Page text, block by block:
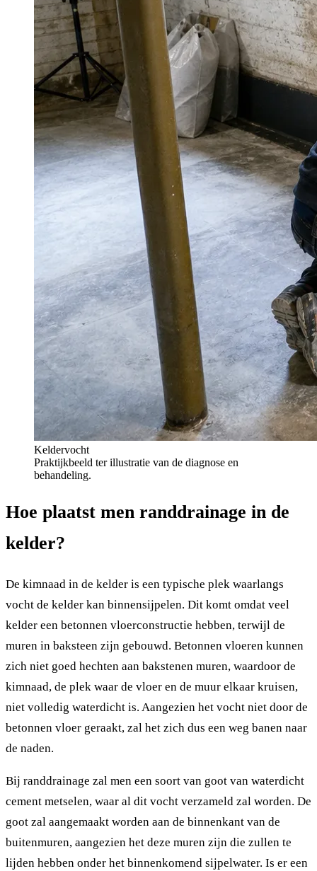
Keldervocht
Praktijkbeeld ter illustratie van de diagnose en
behandeling.
Hoe plaatst men randdrainage in de
kelder?
De kimnaad in de kelder is een typische plek waarlangs
vocht de kelder kan binnensijpelen. Dit komt omdat veel
kelder een betonnen vloerconstructie hebben, terwijl de
muren in baksteen zijn gebouwd. Betonnen vloeren kunnen
zich niet goed hechten aan bakstenen muren, waardoor de
kimnaad, de plek waar de vloer en de muur elkaar kruisen,
niet volledig waterdicht is. Aangezien het vocht niet door de
betonnen vloer geraakt, zal het zich dus een weg banen naar
de naden.
Bij randdrainage zal men een soort van goot van waterdicht
cement metselen, waar al dit vocht verzameld zal worden. De
goot zal aangemaakt worden aan de binnenkant van de
buitenmuren, aangezien het deze muren zijn die zullen te
lijden hebben onder het binnenkomend sijpelwater. Is er een